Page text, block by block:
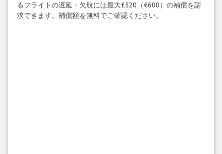
るフライトの遅延・欠航には最大£520（€600）の補償を請
求できます。補償額を無料でご確認ください。